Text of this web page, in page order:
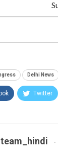
Delhi News
Twitter